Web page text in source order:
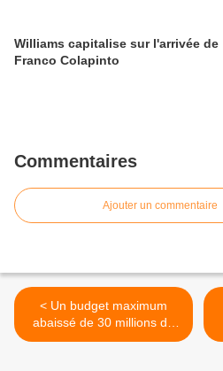
Williams capitalise sur l'arrivée de
Franco Colapinto
Commentaires
Ajouter un commentaire
< Un budget maximum
abaissé de 30 millions de
dollars dès 2021